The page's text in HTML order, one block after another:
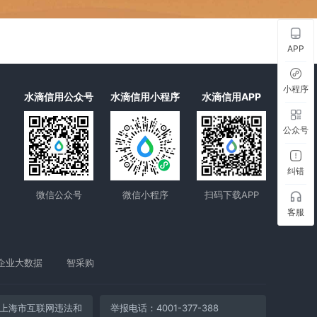
水滴信用公众号
微信公众号
水滴信用小程序
微信小程序
水滴信用APP
扫码下载APP
业大数据 智采购
上海市互联网违法和
举报电话：4001-377-388
APP
小程序
公众号
纠错
客服